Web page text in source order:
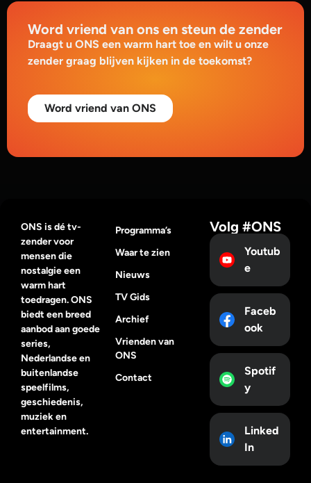
Word vriend van ons en steun de zender
Draagt u ONS een warm hart toe en wilt u onze
zender graag blijven kijken in de toekomst?
Word vriend van ONS
ONS is dé tv-
zender voor
mensen die
nostalgie een
warm hart
toedragen. ONS
biedt een breed
aanbod aan goede
series,
Nederlandse en
buitenlandse
speelfilms,
geschiedenis,
muziek en
entertainment.
Programma’s
Waar te zien
Nieuws
TV Gids
Archief
Vrienden van
ONS
Contact
Volg #ONS
Youtub
e
Faceb
ook
Spotif
y
Linked
In